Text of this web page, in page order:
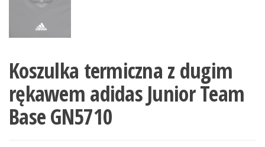
Koszulka termiczna z dugim
rękawem adidas Junior Team
Base GN5710